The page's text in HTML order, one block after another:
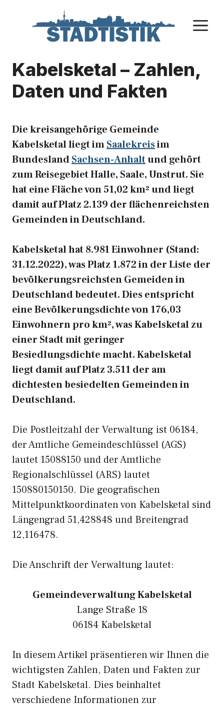
Kabelsketal – Zahlen,
Daten und Fakten
Die kreisangehörige Gemeinde
Kabelsketal liegt imSaalekreisim
BundeslandSachsen-Anhaltund gehört
zum Reisegebiet Halle, Saale, Unstrut. Sie
hat eine Fläche von 51,02 km² und liegt
damit auf Platz 2.139 der flächenreichsten
Gemeinden in Deutschland.
Kabelsketal hat 8.981 Einwohner (Stand:
31.12.2022), was Platz 1.872 in der Liste der
bevölkerungsreichsten Gemeiden in
Deutschland bedeutet. Dies entspricht
eine Bevölkerungsdichte von 176,03
Einwohnern pro km², was Kabelsketal zu
einer Stadt mit geringer
Besiedlungsdichte macht. Kabelsketal
liegt damit auf Platz 3.511 der am
dichtesten besiedelten Gemeinden in
Deutschland.
Die Postleitzahl der Verwaltung ist 06184,
der Amtliche Gemeindeschlüssel (AGS)
lautet 15088150 und der Amtliche
Regionalschlüssel (ARS) lautet
150880150150. Die geografischen
Mittelpunktkoordinaten von Kabelsketal sind
Längengrad 51,428848 und Breitengrad
12,116478.
Die Anschrift der Verwaltung lautet:
Gemeindeverwaltung Kabelsketal
Lange Straße 18
06184 Kabelsketal
In diesem Artikel präsentieren wir Ihnen die
wichtigsten Zahlen, Daten und Fakten zur
Stadt Kabelsketal. Dies beinhaltet
verschiedene Informationen zur